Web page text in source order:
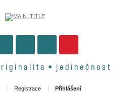
i g i n a l i t a • j e d i n e č n o s t
Registrace Přihlášení